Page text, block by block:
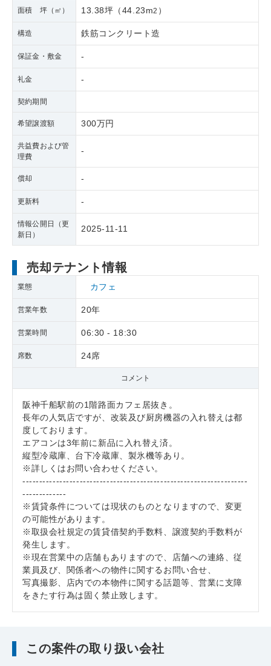
面積 坪（㎡） 13.38坪 （44.23m2 ）
構造 鉄筋コンクリート造
保証金・敷金 -
礼金 -
契約期間
希望譲渡額 300万円
共益費および管
理費
-
償却 -
更新料 -
情報公開日（更
新日）
2025-11-11
売却テナント情報
業態 カフェ
営業年数 20年
営業時間 06:30 - 18:30
席数 24席
コメント
阪神千船駅前の1階路面カフェ居抜き。
長年の人気店ですが、改装及び厨房機器の入れ替えは都
度しております。
エアコンは3年前に新品に入れ替え済。
縦型冷蔵庫、台下冷蔵庫、製氷機等あり。
※詳しくはお問い合わせください。
-------------------------------------------------------------------
-------------
※賃貸条件については現状のものとなりますので、変更
の可能性があります。
※取扱会社規定の賃貸借契約手数料、譲渡契約手数料が
発生します。
※現在営業中の店舗もありますので、店舗への連絡、従
業員及び、関係者への物件に関するお問い合せ、
写真撮影、店内での本物件に関する話題等、営業に支障
をきたす行為は固く禁止致します。
この案件の取り扱い会社